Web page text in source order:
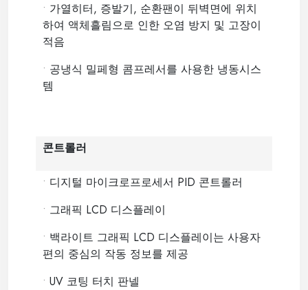
• 가열히터, 증발기, 순환팬이 뒤벽면에 위치
하여 액체흘림으로 인한 오염 방지 및 고장이
적음
• 공냉식 밀페형 콤프레서를 사용한 냉동시스
템
콘트롤러
• 디지털 마이크로프로세서 PID 콘트롤러
• 그래픽 LCD 디스플레이
• 백라이트 그래픽 LCD 디스플레이는 사용자
편의 중심의 작동 정보를 제공
• UV 코팅 터치 판넬